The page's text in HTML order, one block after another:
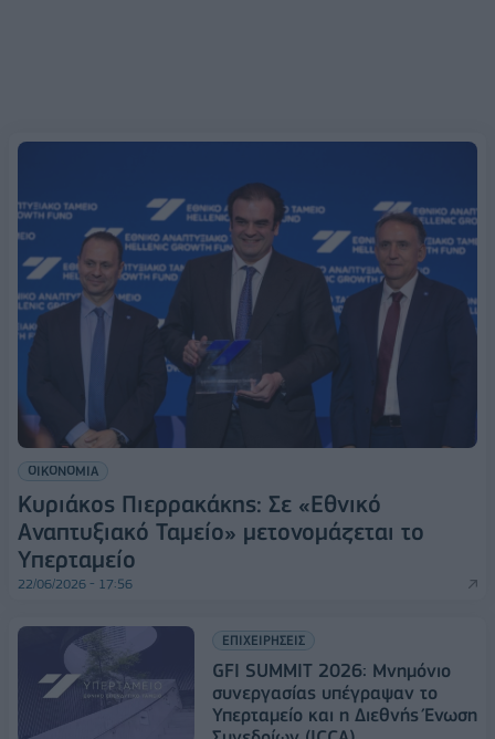
ΟΙΚΟΝΟΜΙΑ
Κυριάκος Πιερρακάκης: Σε «Εθνικό
Αναπτυξιακό Ταμείο» μετονομάζεται το
Υπερταμείο
22/06/2026 - 17:56
ΕΠΙΧΕΙΡΗΣΕΙΣ
GFI SUMMIT 2026: Μνημόνιο
συνεργασίας υπέγραψαν το
Υπερταμείο και η Διεθνής Ένωση